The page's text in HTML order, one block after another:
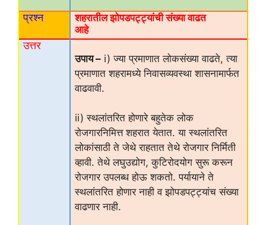
प्रश्न
शहरातील झोपडपट्ट्यांची संख्या वाढत
आहे
उत्तर
उपाय – i) ज्या प्रमाणात लोकसंख्या वाढते, त्या
प्रमाणात शहरामध्ये निवासव्यवस्था शासनामार्फत
वाढवावी.
ii) स्थलांतरित होणारे बहुतेक लोक
रोजगारनिमित्त शहरात येतात. या स्थलांतरित
लोकांसाठी ते जेथे राहतात तेथे रोजगार निर्मिती
व्हावी. तेथे लघुउद्योग, कुटिरोदयोग सुरू करून
रोजगार उपलब्ध होऊ शकतो. पर्यायाने ते
स्थलांतरित होणार नाही व झोपडपट्ट्यांच संख्या
वाढणार नाही.